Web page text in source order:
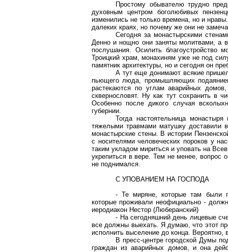
Простому обывателю трудно
духовным центром боголюбивых
изменились не только времена, но и
далеких краях, но почему же они не
Сегодня за монастырскими
Денно и нощно они заняты молитвами, а
послушания. Осилить благоустройство
Троицкий храм, монахиням уже не под
памятник архитектуры, но и сегодня он
А тут еще донимают всякие
пьющего люда, промышляющих
растекаются по углам аварийных
сквернословят. Ну как тут сохранить в
Особенно после дикого случая
губернии.
Тогда настоятельница
тяжелыми травмами матушку доставили
монастырские стены. В истории
с носителями человеческих пороков у
таким укладом мириться и уповать на
укрепиться в вере. Тем не менее, вопрос
не поднимался.
С УПОВАНИЕМ НА ГОСПОДА
- Те миряне, которые там были
которые проживали неофициально -
иеродиакон Нестор (Люберанский)
- На сегодняшний день лицевые
все должны выехать. Я думаю, что этот
исполнить выселение до конца.
В пресс-центре городской Думы
граждан из аварийных домов, и она